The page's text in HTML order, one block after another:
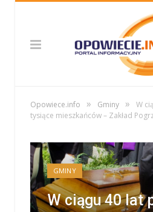
Opowiece.info » Gminy »
W
tysiące mieszkańców – Zakład
GMINY
W ciągu 40 lat